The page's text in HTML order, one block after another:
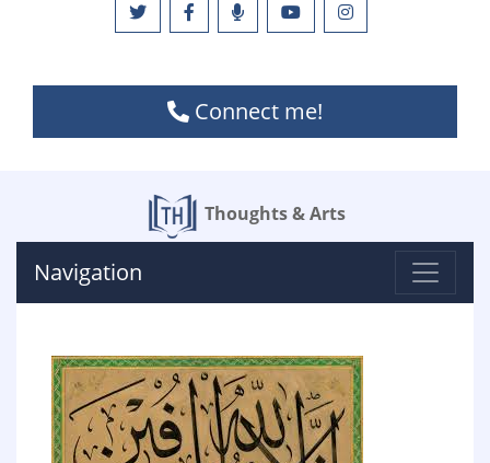
Connect me!
Thoughts & Arts
Navigation